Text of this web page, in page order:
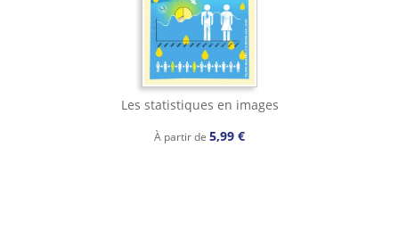
Les statistiques en images
À partir de 5,99 €